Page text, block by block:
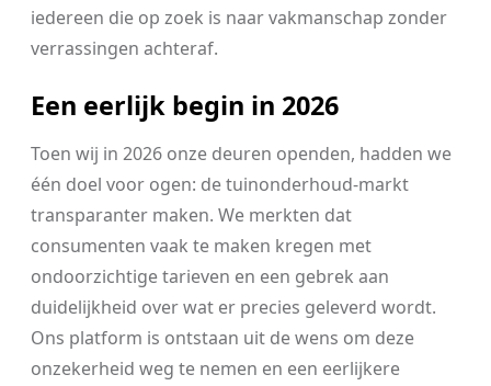
iedereen die op zoek is naar vakmanschap zonder
verrassingen achteraf.
Een eerlijk begin in 2026
Toen wij in 2026 onze deuren openden, hadden we
één doel voor ogen: de tuinonderhoud-markt
transparanter maken. We merkten dat
consumenten vaak te maken kregen met
ondoorzichtige tarieven en een gebrek aan
duidelijkheid over wat er precies geleverd wordt.
Ons platform is ontstaan uit de wens om deze
onzekerheid weg te nemen en een eerlijkere